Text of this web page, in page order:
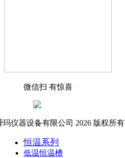
微信扫 有惊喜
玛仪器设备有限公司 2026 版权所有
恒温系列
低温恒温槽